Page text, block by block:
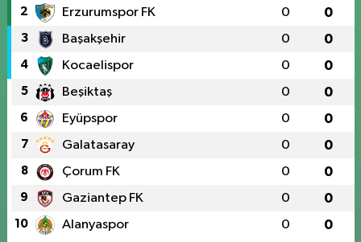
2 Erzurumspor FK 0 0
3 Başakşehir 0 0
4 Kocaelispor 0 0
5 Beşiktaş 0 0
6 Eyüpspor 0 0
7 Galatasaray 0 0
8 Çorum FK 0 0
9 Gaziantep FK 0 0
10 Alanyaspor 0 0